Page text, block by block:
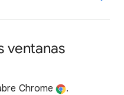
ventanas
Chrome
.